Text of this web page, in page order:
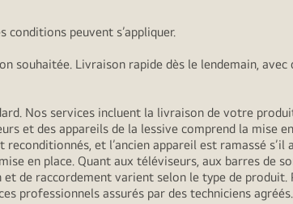
conditions peuvent s’appliquer.
souhaitée. Livraison rapide dès le lendemain,
Nos services incluent la livraison de votre
et des appareils de la lessive comprend la mise
et l’ancien appareil est ramassé s’il
en place. Quant aux téléviseurs, aux barres de
de raccordement varient selon le type de produit.
professionnels assurés par des techniciens agréés.